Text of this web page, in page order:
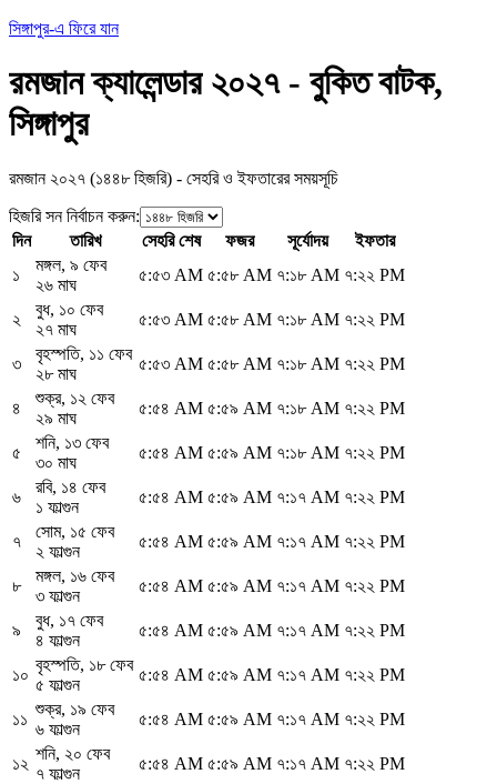
সিঙ্গাপুর-এ ফিরে যান
রমজান ক্যালেন্ডার ২০২৭ - বুকিত বাটক,
সিঙ্গাপুর
রমজান ২০২৭ (১৪৪৮ হিজরি) - সেহরি ও ইফতারের সময়সূচি
হিজরি সন নির্বাচন করুন:
দিন
তারিখ সেহরি শেষ ফজর সূর্যোদয়
ইফতার
১
মঙ্গল, ৯ ফেব
২৬ মাঘ
৫:৫৩ AM ৫:৫৮ AM ৭:১৮ AM ৭:২২ PM
২
বুধ, ১০ ফেব
২৭ মাঘ
৫:৫৩ AM ৫:৫৮ AM ৭:১৮ AM ৭:২২ PM
৩
বৃহস্পতি, ১১ ফেব
২৮ মাঘ
৫:৫৩ AM ৫:৫৮ AM ৭:১৮ AM ৭:২২ PM
৪
শুক্র, ১২ ফেব
২৯ মাঘ
৫:৫৪ AM ৫:৫৯ AM ৭:১৮ AM ৭:২২ PM
৫
শনি, ১৩ ফেব
৩০ মাঘ
৫:৫৪ AM ৫:৫৯ AM ৭:১৮ AM ৭:২২ PM
৬
রবি, ১৪ ফেব
১ ফাল্গুন
৫:৫৪ AM ৫:৫৯ AM ৭:১৭ AM ৭:২২ PM
৭
সোম, ১৫ ফেব
২ ফাল্গুন
৫:৫৪ AM ৫:৫৯ AM ৭:১৭ AM ৭:২২ PM
৮
মঙ্গল, ১৬ ফেব
৩ ফাল্গুন
৫:৫৪ AM ৫:৫৯ AM ৭:১৭ AM ৭:২২ PM
৯
বুধ, ১৭ ফেব
৪ ফাল্গুন
৫:৫৪ AM ৫:৫৯ AM ৭:১৭ AM ৭:২২ PM
১০
বৃহস্পতি, ১৮ ফেব
৫ ফাল্গুন
৫:৫৪ AM ৫:৫৯ AM ৭:১৭ AM ৭:২২ PM
১১
শুক্র, ১৯ ফেব
৬ ফাল্গুন
৫:৫৪ AM ৫:৫৯ AM ৭:১৭ AM ৭:২২ PM
১২
শনি, ২০ ফেব
৭ ফাল্গুন
৫:৫৪ AM ৫:৫৯ AM ৭:১৭ AM ৭:২২ PM